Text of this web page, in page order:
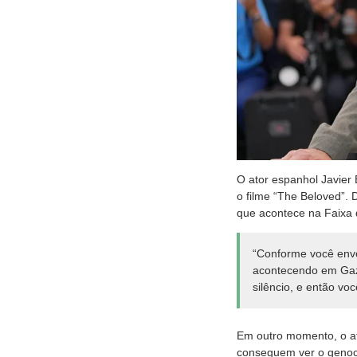
O ator espanhol Javier
o filme “The
que acontece na
“Conforme você
acontecendo em
silêncio, e então
Em outro momento, o
conseguem ver o